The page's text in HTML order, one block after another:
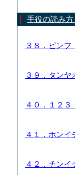
手役の読み方
３８．ピンフ
３９．タン
４０．１２
４１．ホン
４２．チン